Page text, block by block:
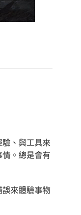
、與工具來
。總是會有
來體驗事物